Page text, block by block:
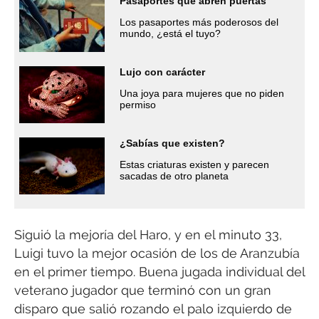
Los pasaportes más poderosos del
mundo, ¿está el tuyo?
Lujo con carácter
Una joya para mujeres que no piden
permiso
¿Sabías que existen?
Estas criaturas existen y parecen
sacadas de otro planeta
Siguió la mejoría del Haro, y en el minuto 33,
Luigi tuvo la mejor ocasión de los de Aranzubía
en el primer tiempo. Buena jugada individual del
veterano jugador que terminó con un gran
disparo que salió rozando el palo izquierdo de